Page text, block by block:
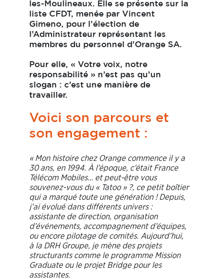
les-Moulineaux. Elle se présente sur la
liste CFDT, menée par Vincent
Gimeno, pour l’élection de
l’Administrateur représentant les
membres du personnel d’Orange SA.
Pour elle, « Votre voix, notre
responsabilité » n’est pas qu’un
slogan : c’est une manière de
travailler.
Voici son parcours et
son engagement :
« Mon histoire chez Orange commence il y a
30 ans, en 1994. À l’époque, c’était France
Télécom Mobiles… et peut-être vous
souvenez-vous du « Tatoo » ?, ce petit boîtier
qui a marqué toute une génération ! Depuis,
j’ai évolué dans différents univers :
assistante de direction, organisation
d’événements, accompagnement d’équipes,
ou encore pilotage de comités. Aujourd’hui,
à la DRH Groupe, je mène des projets
structurants comme le programme Mission
Graduate ou le projet Bridge pour les
assistantes.